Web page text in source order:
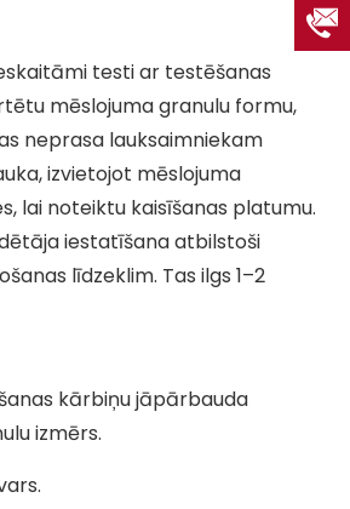
testi ar testēšanas
mēslojuma granulu formu,
neprasa lauksaimniekam
izvietojot mēslojuma
lai noteiktu kaisīšanas platumu.
iestatīšana atbilstoši
līdzeklim. Tas ilgs 1–2
kārbiņu jāpārbauda
izmērs.